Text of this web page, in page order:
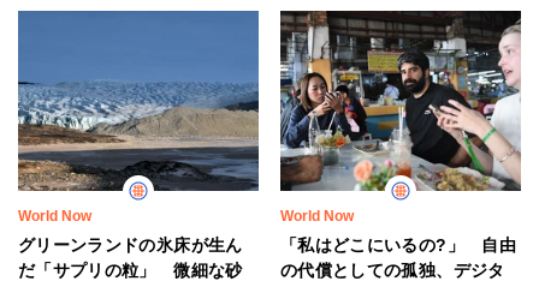
World Now
グリーンランドの氷床が生ん
だ「サプリの粒」 微細な砂
World Now
「私はどこにいるの?」 自由
の代償としての孤独、デジタ